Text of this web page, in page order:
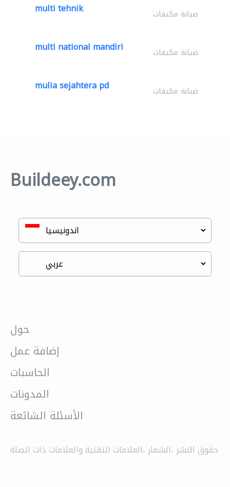
multi tehnik صيانة مكيفات
multi national mandiri صيانة مكيفات
mulia sejahtera pd صيانة مكيفات
Buildeey.com
حول
إضافة عمل
الحاسبات
المدونات
الأسئلة الشائعة
حقوق النشر ،الشعار ،العلامات التقنية والعلامات ذات الصلة